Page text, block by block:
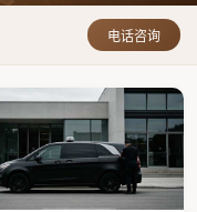
电话咨询